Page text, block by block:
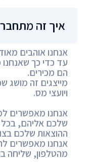
איך זה
אנחנו אוהבים
עד כדי כך
הם מכירים.
מייצגים זה מושג
ויועצי מס.
אנחנו מאפשרים
שלכם אליהם,
ההוצאות שלכם
אנחנו מאפשרים
מהטלפון, שליחה